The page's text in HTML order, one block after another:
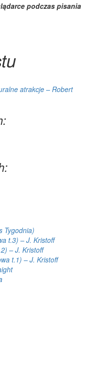
podczas pisania
atrakcje – Robert
Tygodnia)
t.3) – J. Kristoff
– J. Kristoff
t.1) – J. Kristoff